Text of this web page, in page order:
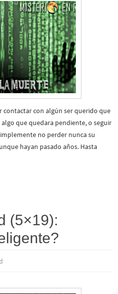
contactar con algún ser querido que
que quedara pendiente, o seguir
no perder nunca su
hayan pasado años. Hasta
(5×19):